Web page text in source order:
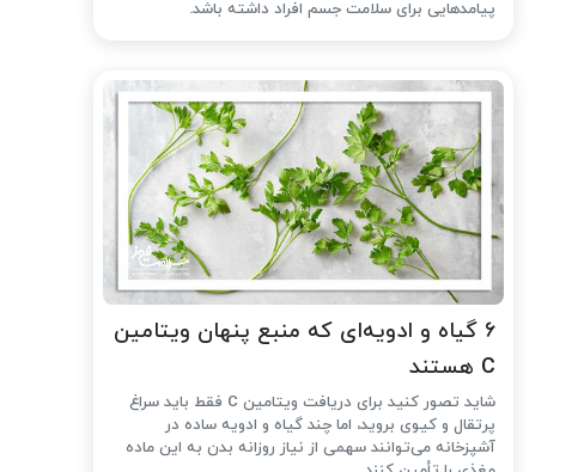
پیامدهایی برای سلامت جسم افراد داشته باشد.
۶ گیاه و ادویه‌ای که منبع پنهان ویتامین
C هستند
شاید تصور کنید برای دریافت ویتامین C فقط باید سراغ
پرتقال و کیوی بروید، اما چند گیاه و ادویه ساده در
آشپزخانه می‌توانند سهمی از نیاز روزانه بدن به این ماده